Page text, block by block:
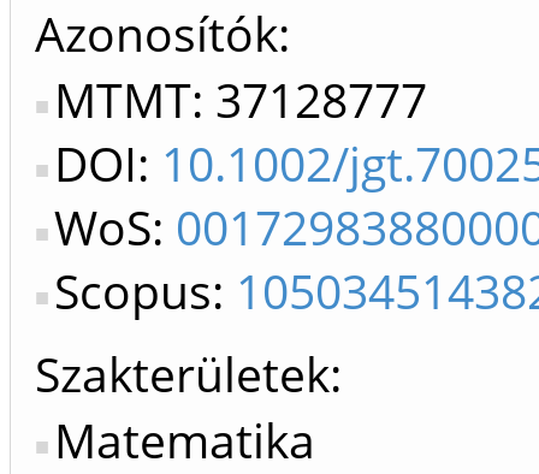
Azonosítók
MTMT: 37128777
DOI: 10.1002/
WoS:
Scopus:
Szakterületek:
Matematika